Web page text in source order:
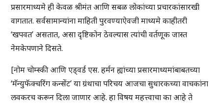
प्रसारमाध्यमे ही केवळ श्रीमंत आणि सबळ लोकांच्या प्रचारकांसारखी
वागतात. सर्वसामान्यांना माहिती पुरवण्याऐवजी माध्यमे काहीतरी
‘खपवत’ असतात, असा दृष्टिकोन ठेवल्यास त्यांची वर्तणूक जास्त
नेमकेपणाने दिसते.
[नोम चोम्स्की आणि एड्वर्ड एस. हर्मन ह्यांच्या प्रसारमाध्यमांबाबतच्या
‘मॅन्युफॅक्चरिंग कन्सेंट’ या ग्रंथाचा परिचय आजचा सुधारकच्या वाचकांना
लवकरच करून दिला जाणार आहे. हा विषय महत्त्वाचा का आहे ते